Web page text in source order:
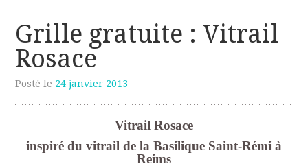
avec deux z
Grille gratuite : Vitrail
Rosace
Posté le 24 janvier 2013
Vitrail Rosace
inspiré du vitrail de la Basilique Saint-Rémi à
Reims